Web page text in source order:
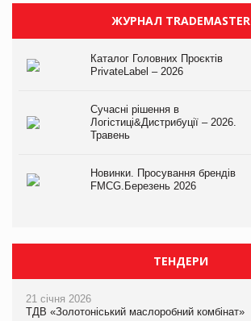
ЖУРНАЛ TRADEMASTER
Каталог Головних Проєктів
PrivateLabel – 2026
Сучасні рішення в
Логістиці&Дистрибуції – 2026.
Травень
Новинки. Просування брендів
FMCG.Березень 2026
ТЕНДЕРИ
21 січня 2026
ТДВ «Золотоніський маслоробний комбінат»